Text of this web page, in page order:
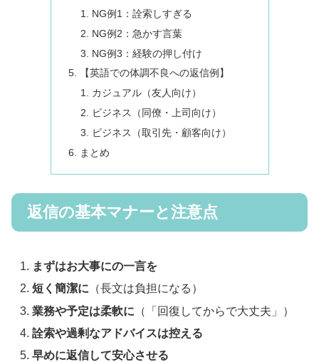
NG例1：詮索しすぎる
NG例2：急かす言葉
NG例3：経験の押し付け
【英語での体調不良への返信例】
カジュアル（友人向け）
ビジネス（同僚・上司向け）
ビジネス（取引先・顧客向け）
まとめ
返信の基本マナーと注意点
まずはお大事にの一言を
短く簡潔に （長文は負担になる）
業務や予定は柔軟に （「回復してからで大丈夫」）
詮索や過剰なアドバイスは控える
早めに返信して安心させる